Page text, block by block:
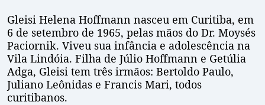
Gleisi Helena Hoffmann nasceu em Curitiba, em
6 de setembro de 1965, pelas mãos do Dr. Moysés
Paciornik. Viveu sua infância e adolescência na
Vila Lindóia. Filha de Júlio Hoffmann e Getúlia
Adga, Gleisi tem três irmãos: Bertoldo Paulo,
Juliano Leônidas e Francis Mari, todos
curitibanos.